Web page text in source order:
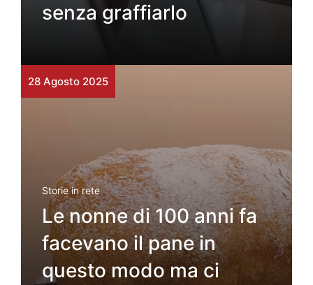
senza graffiarlo
28 Agosto 2025
Storie in rete
Le nonne di 100 anni fa
facevano il pane in
questo modo ma ci